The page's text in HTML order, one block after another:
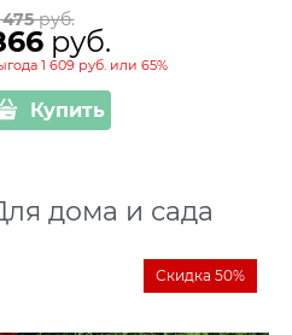
руб.
руб.
1 609 руб.или 65%
Купить
дома и сада
Скидка 50%